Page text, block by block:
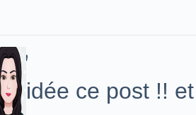
idée ce post !!